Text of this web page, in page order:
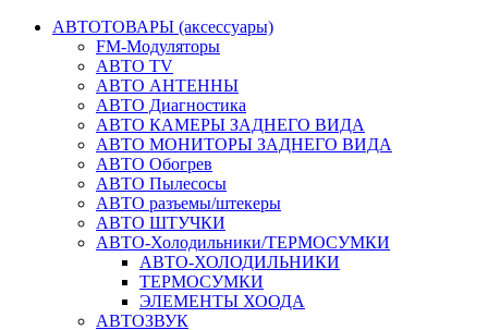
АВТОТОВАРЫ (аксессуары)
FM-Модуляторы
АВТО TV
АВТО АНТЕННЫ
АВТО Диагностика
АВТО КАМЕРЫ ЗАДНЕГО ВИДА
АВТО МОНИТОРЫ ЗАДНЕГО ВИДА
АВТО Обогрев
АВТО Пылесосы
АВТО разъемы/штекеры
АВТО ШТУЧКИ
АВТО-Холодильники/ТЕРМОСУМКИ
АВТО-ХОЛОДИЛЬНИКИ
ТЕРМОСУМКИ
ЭЛЕМЕНТЫ ХООДА
АВТОЗВУК